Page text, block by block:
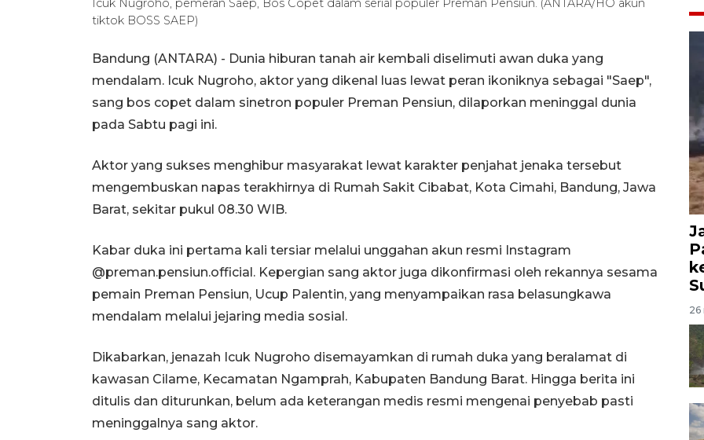
Icuk Nugroho, pemeran Saep, Bos Copet dalam serial populer Preman Pensiun. (ANTARA/HO akun
tiktok BOSS SAEP)
Bandung (ANTARA) - Dunia hiburan tanah air kembali diselimuti awan duka yang
mendalam. Icuk Nugroho, aktor yang dikenal luas lewat peran ikoniknya sebagai "Saep",
sang bos copet dalam sinetron populer Preman Pensiun, dilaporkan meninggal dunia
pada Sabtu pagi ini.
Aktor yang sukses menghibur masyarakat lewat karakter penjahat jenaka tersebut
mengembuskan napas terakhirnya di Rumah Sakit Cibabat, Kota Cimahi, Bandung, Jawa
Barat, sekitar pukul 08.30 WIB.
Kabar duka ini pertama kali tersiar melalui unggahan akun resmi Instagram
@preman.pensiun.official. Kepergian sang aktor juga dikonfirmasi oleh rekannya sesama
pemain Preman Pensiun, Ucup Palentin, yang menyampaikan rasa belasungkawa
mendalam melalui jejaring media sosial.
Dikabarkan, jenazah Icuk Nugroho disemayamkan di rumah duka yang beralamat di
kawasan Cilame, Kecamatan Ngamprah, Kabupaten Bandung Barat. Hingga berita ini
ditulis dan diturunkan, belum ada keterangan medis resmi mengenai penyebab pasti
meninggalnya sang aktor.
26